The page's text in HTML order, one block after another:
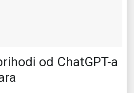
od ChatGPT-a